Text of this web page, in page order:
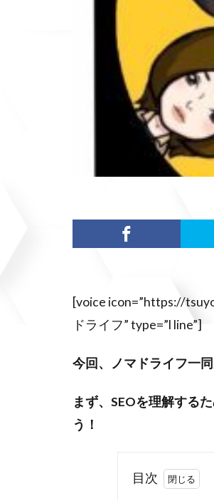
[voice icon=”https://
ドライフ” type=”l line”]
今回、ノマドライフ一
まず、SEOを理解する
う！
目次